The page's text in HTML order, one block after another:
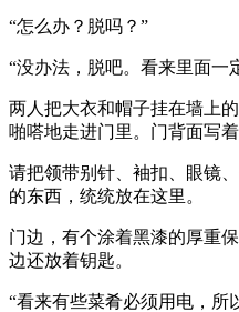
“怎么办？脱吗？”
“没办法，脱吧。看来里面一
两人把大衣和帽子挂在墙上
啪嗒地走进门里。门背面写着
请把领带别针、袖扣、眼镜
的东西，统统放在这里。
门边，有个涂着黑漆的厚重
边还放着钥匙。
“看来有些菜肴必须用电，所